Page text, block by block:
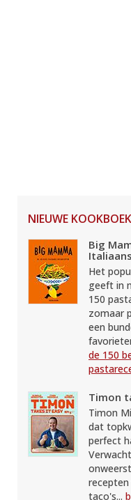
NIEUWE
Big
Het
geeft in
150
zomaar
een
de 150
Timon
Timon
dat
perfect
taco's...